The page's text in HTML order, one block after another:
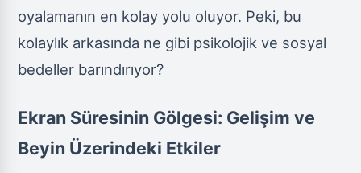
oyalamanın en kolay yolu oluyor. Peki, bu
kolaylık arkasında ne gibi psikolojik ve sosyal
bedeller barındırıyor?
Ekran Süresinin Gölgesi: Gelişim ve
Beyin Üzerindeki Etkiler